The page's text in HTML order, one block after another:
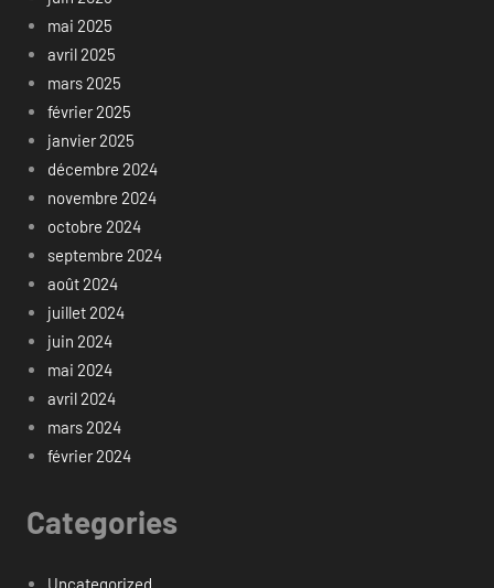
mai 2025
avril 2025
mars 2025
février 2025
janvier 2025
décembre 2024
novembre 2024
octobre 2024
septembre 2024
août 2024
juillet 2024
juin 2024
mai 2024
avril 2024
mars 2024
février 2024
Categories
Uncategorized